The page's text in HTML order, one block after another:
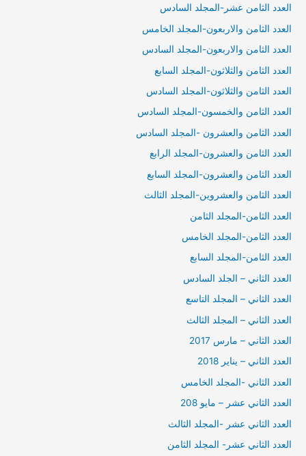
العدد الثامن عشر-المجلد السادس
العدد الثامن والاربعون-المجلد الخامس
العدد الثامن والاربعون-المجلد السادس
العدد الثامن والثلاثون-المجلد السابع
العدد الثامن والثلاثون-المجلد السادس
العدد الثامن والخمسون-المجلد السادس
العدد الثامن والعشرون -المجلد السادس
العدد الثامن والعشرون-المجلد الرابع
العدد الثامن والعشرون-المجلد السابع
العدد الثامن والعشروين-المجلد الثالث
العدد الثامن-المجلد الثامن
العدد الثامن-المجلد الخامس
العدد الثامن-المجلد السابع
العدد الثاني – الجلد السادس
العدد الثاني – المجلد التاسع
العدد الثاني – المجلد الثالث
العدد الثاني – مارس 2017
العدد الثاني – يناير 2018
العدد الثاني -المجلد الخامس
العدد الثاني عشر – مايو 208
العدد الثاني عشر -المجلد الثالث
العدد الثاني عشر- المجلد الثامن